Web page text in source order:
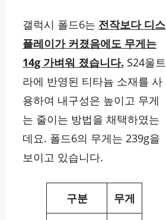
갤럭시 폴드6는 전작보다 디스
플레이가 커졌음에도 무게는
14g 가벼워 졌습니다. S24울트
라에 반영된 티타늄 소재를 사
용하여 내구성은 높이고 무게
는 줄이는 방법을 채택하였는
데요. 폴드6의 무게는 239g을
보이고 있습니다.
구분 무게